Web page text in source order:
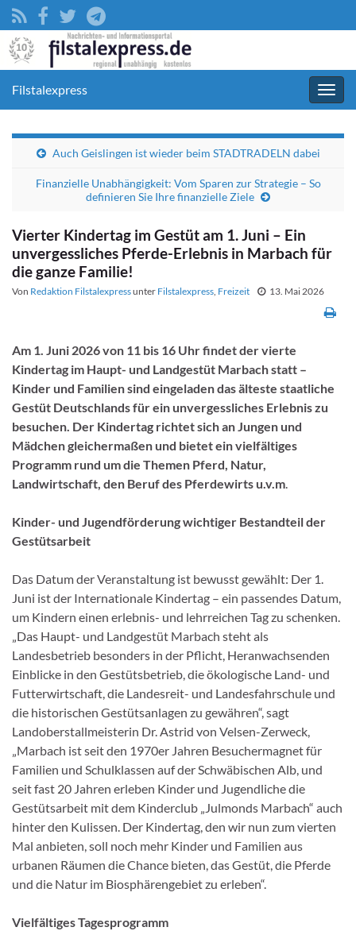
Filstalexpress
Auch Geislingen ist wieder beim STADTRADELN dabei
Finanzielle Unabhängigkeit: Vom Sparen zur Strategie – So
definieren Sie Ihre finanzielle Ziele
Vierter Kindertag im Gestüt am 1. Juni – Ein
unvergessliches Pferde-Erlebnis in Marbach für
die ganze Familie!
Von Redaktion Filstalexpressunter Filstalexpress, Freizeit 13. Mai 2026
Am 1. Juni 2026 von 11 bis 16 Uhr findet der vierte
Kindertag im Haupt- und Landgestüt Marbach statt –
Kinder und Familien sind eingeladen das älteste staatliche
Gestüt Deutschlands für ein unvergessliches Erlebnis zu
besuchen. Der Kindertag richtet sich an Jungen und
Mädchen gleichermaßen und bietet ein vielfältiges
Programm rund um die Themen Pferd, Natur,
Landwirtschaft, den Beruf des Pferdewirts u.v.m.
Kinder- und Jugendförderung wichtiger Bestandteil der
Gestütsarbeit
Das Datum der Veranstaltung ist bewusst gewählt: Der 1.
Juni ist der Internationale Kindertag – ein passendes Datum,
um Kindern einen erlebnis- und lehrreichen Tag zu schenken.
„Das Haupt- und Landgestüt Marbach steht als
Landesbetrieb besonders in der Pflicht, Heranwachsenden
Einblicke in den Gestütsbetrieb, die ökologische Land- und
Futterwirtschaft, die Landesreit- und Landesfahrschule und
die historischen Gestütsanlagen zu gewähren“, sagt
Landoberstallmeisterin Dr. Astrid von Velsen-Zerweck,
„Marbach ist seit den 1970er Jahren Besuchermagnet für
Familien und Schulklassen auf der Schwäbischen Alb, und
seit fast 20 Jahren erleben Kinder und Jugendliche die
Gestütsarbeit mit dem Kinderclub „Julmonds Marbach“ auch
hinter den Kulissen. Der Kindertag, den wir nun zum vierten
Mal anbieten, soll noch mehr Kinder und Familien aus
urbanen Räumen die Chance bieten, das Gestüt, die Pferde
und die Natur im Biosphärengebiet zu erleben“.
Vielfältiges Tagesprogramm